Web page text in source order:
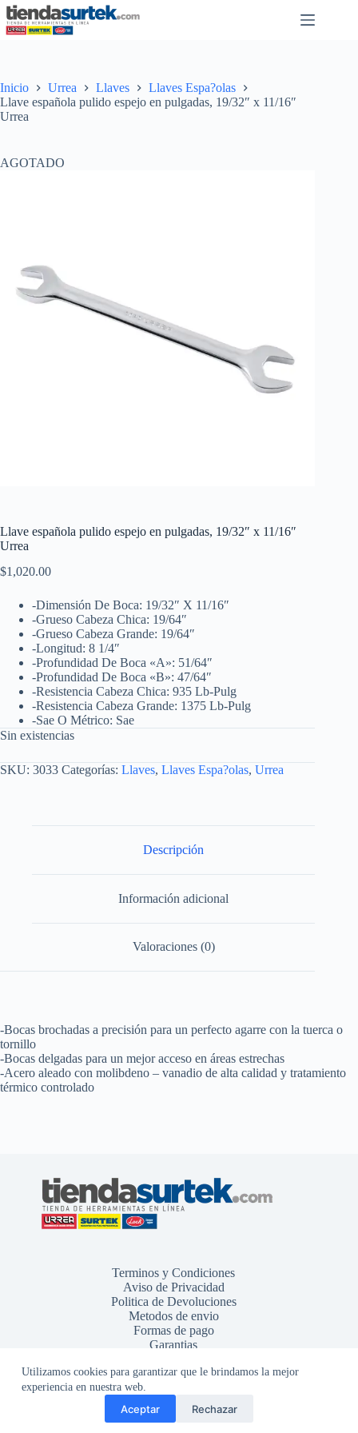
Saltar
al
contenido
Utilizamos cookies para garantizar que le brindamos la mejor
experiencia en nuestra web.
Aceptar Rechazar
Inicio Urrea Llaves
Llaves Espa?olas
Llave española pulido espejo en pulgadas, 19/32″ x 11/16″
Urrea
AGOTADO
Llave española pulido espejo en pulgadas, 19/32″ x 11/16″
Urrea
$1,020.00
-Dimensión De Boca: 19/32″ X 11/16″
-Grueso Cabeza Chica: 19/64″
-Grueso Cabeza Grande: 19/64″
-Longitud: 8 1/4″
-Profundidad De Boca «A»: 51/64″
-Profundidad De Boca «B»: 47/64″
-Resistencia Cabeza Chica: 935 Lb-Pulg
-Resistencia Cabeza Grande: 1375 Lb-Pulg
-Sae O Métrico: Sae
Sin existencias
SKU: 3033 Categorías: Llaves, Llaves Espa?olas, Urrea
Descripción
Información adicional
Valoraciones (0)
-Bocas brochadas a precisión para un perfecto agarre con la tuerca o
tornillo
-Bocas delgadas para un mejor acceso en áreas estrechas
-Acero aleado con molibdeno – vanadio de alta calidad y tratamiento
térmico controlado
Terminos y Condiciones
Aviso de Privacidad
Politica de Devoluciones
Metodos de envio
Formas de pago
Garantias